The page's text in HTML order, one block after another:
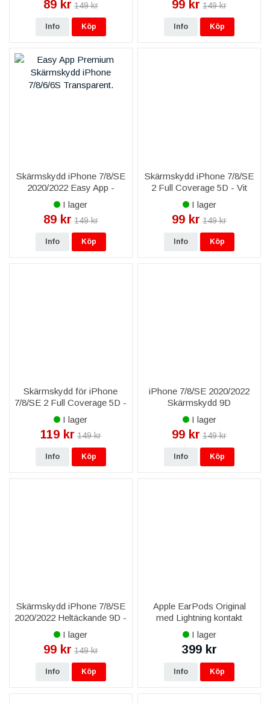
89 kr 149 kr
Info Köp
99 kr 149 kr
Info Köp
Skärmskydd iPhone 7/8/SE
2020/2022 Easy App -
Premium - Transparent
I lager
89 kr 149 kr
Info Köp
Skärmskydd iPhone 7/8/SE
2 Full Coverage 5D - Vit
I lager
99 kr 149 kr
Info Köp
Skärmskydd för iPhone
7/8/SE 2 Full Coverage 5D -
Svart
I lager
119 kr 149 kr
Info Köp
iPhone 7/8/SE 2020/2022
Skärmskydd 9D
Heltäckande - Vit
I lager
99 kr 149 kr
Info Köp
Skärmskydd iPhone 7/8/SE
2020/2022 Heltäckande 9D -
Svart
I lager
99 kr 149 kr
Info Köp
Apple EarPods Original
med Lightning kontakt
MMTN2ZM/A
I lager
399 kr
Info Köp